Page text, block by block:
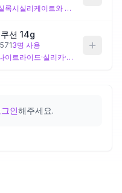
[새틴 지속력 쿠션] 트라이메틸실록시실리케이트와 다이페닐실록시페닐트라이메티콘 조합으로 워터레지스턴트 설계와 가벼운 새틴 마감이 읽히는 구성이에요. 제품명에 SPF 수치가 별도 표기되어 있지 않아 자외선 차단 수준을 구매 전 상세 페이지에서 직접 확인해보는 것이 좋아요.
션 14g
5713명 사용
[오일컨트롤 파우더 쿠션] 보론나이트라이드·실리카·다중 휘발성 실리콘 베이스 조합으로 피지 흡착과 보송한 파우더 마감에 특화된 설계이며, 트라이메틸실록시실리케이트로 어느 정도의 물 저항성이 기대돼요. 다만 강한 피막형성 폴리머가 없어 워터프루프 지속력보다는 오일컨트롤에 초점이 맞춰진 제품으로, 묻어남 방지보다 지성·복합성 피부의 마감 유지에 더 적합한 구성이에요.
인해주세요.